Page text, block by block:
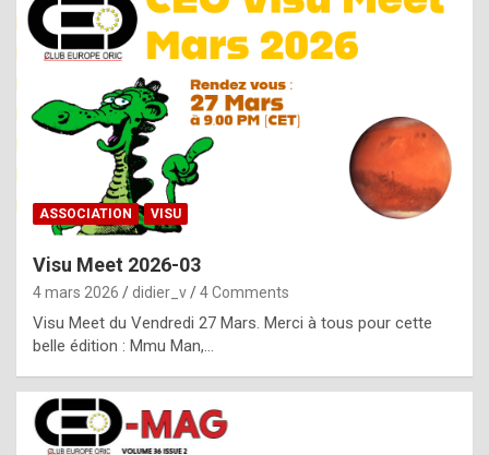
n
e
R
o
p
l
c
ASSOCIATION VISU
Visu Meet 2026-03
4 mars 2026 didier_v 4 Comments
Visu Meet du Vendredi 27 Mars. Merci à tous pour cette
belle édition : Mmu Man,…